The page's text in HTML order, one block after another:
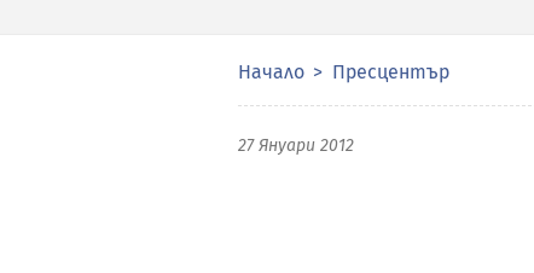
Начало Пресцентър
27 Януари 2012